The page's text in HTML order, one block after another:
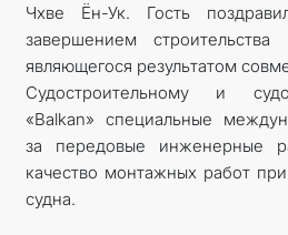
Чхве Ён-Ук. Гость
завершением строительства
являющегося результатом
Судостроительному и
«Balkan» специальные
за передовые инженерные
качество монтажных работ
судна.